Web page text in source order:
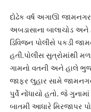
દોઢેક વર્ષ અગાઊ
અબડાસાના બાલાચોડ
ડિવિજન પોલીસે પકડી
હતી.પોલીસ સુત્રોમાંથી
ગામનો વતની અને હાલે
જાફર લુહાર સામે જામનગર
પુર્વે નોંધાયો હતો. જે
બાતમી આધારે મિરજાપર